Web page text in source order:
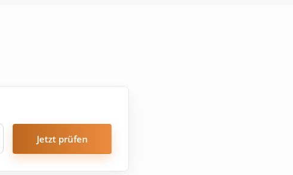
Jetzt prüfen